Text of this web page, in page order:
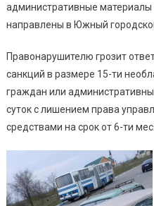
административные
направлены в Южный
Правонарушителю грозит
санкций в размере 15-ти
граждан или
суток с лишением права
средствами на срок от 6-ти